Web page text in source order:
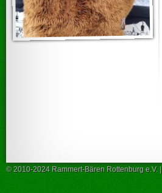
© 2010-2024 Rammert-Bären Rottenburg e.V. |